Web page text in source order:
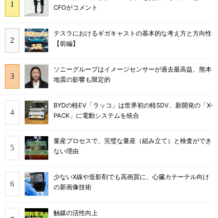
CFOがコメント
テスラにおけるギガキャストの基本的な考え方と方向性
【前編】
ソニーグループはイメージセンサーが過去最高益、熊本
地震の影響も限定的
BYDの軽EV「ラッコ」は世界初の軽SDV、新開発の「X-
PACK」に電動システムを統合
量産プロセスで、完璧な量産（組み立て）と検査ができ
ない理由
少ないX線や造影剤でも高画質に、心臓カテーテル向け
の新画像技術
触媒の活性向上